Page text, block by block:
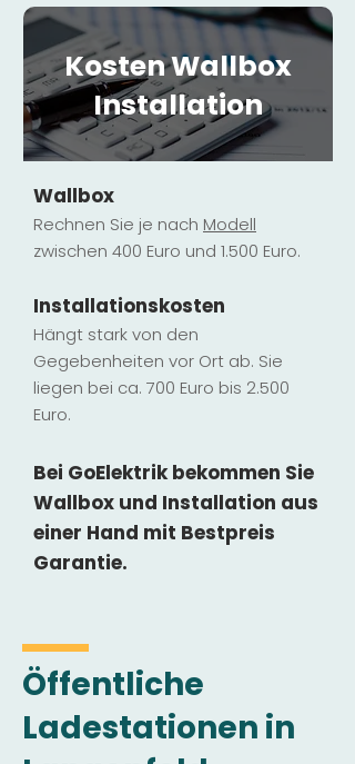
Kosten Wallbox
Installation
Wallbox
Rechnen Sie je nach Modell
zwischen 400 Euro und 1.500 Euro.
Installationskosten
Hängt stark von den
Gegebenheiten vor Ort ab. Sie
liegen bei ca. 700 Euro bis 2.500
Euro.
Bei GoElektrik bekommen Sie
Wallbox und Installation aus
einer Hand mit Bestpreis
Garantie.
Öffentliche
Ladestationen in